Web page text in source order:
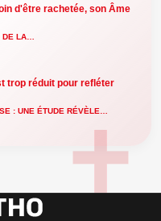
d'être rachetée, son Âme
DE LA…
trop réduit pour refléter
: UNE ÉTUDE RÉVÈLE…